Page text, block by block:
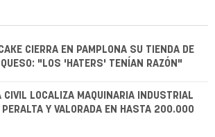
CIERRA EN PAMPLONA SU TIENDA DE
"LOS 'HATERS' TENÍAN RAZÓN"
CIVIL LOCALIZA MAQUINARIA INDUSTRIAL
PERALTA Y VALORADA EN HASTA 200.000